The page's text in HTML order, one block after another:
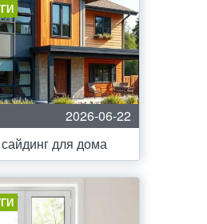
2026-06-22
для дома